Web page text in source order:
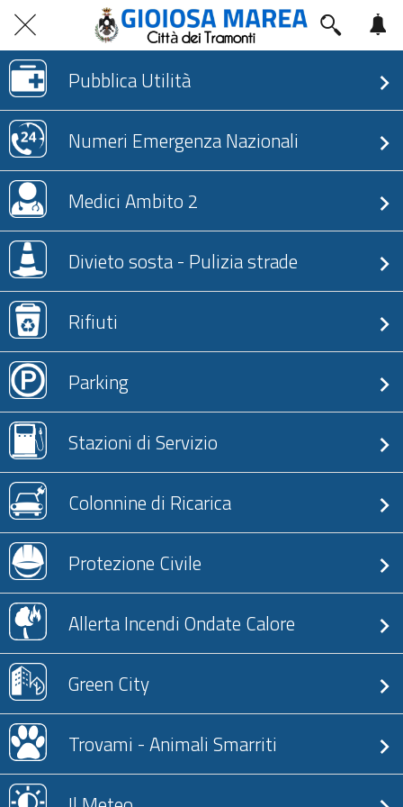
Pubblica Utilità
Numeri Emergenza Nazionali
Medici Ambito 2
Divieto sosta - Pulizia strade
Rifiuti
Parking
Stazioni di Servizio
Colonnine di Ricarica
Protezione Civile
Allerta Incendi Ondate Calore
Green City
Trovami - Animali Smarriti